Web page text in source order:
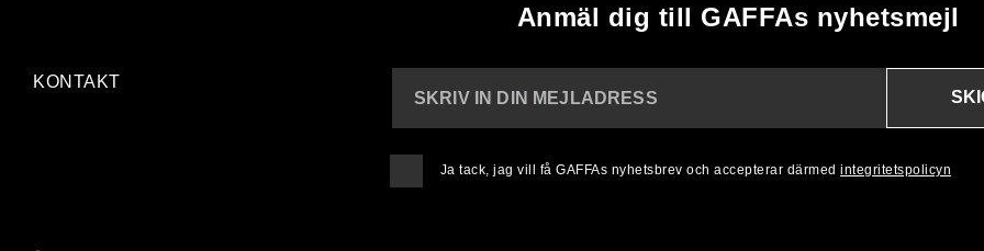
Anmäl dig till GAFFAs nyhetsmejl
KONTAKT
SKRIV IN DIN MEJLADRESS
Ja tack, jag vill få GAFFAs nyhetsbrev och accepterar därmed integritetspolicyn